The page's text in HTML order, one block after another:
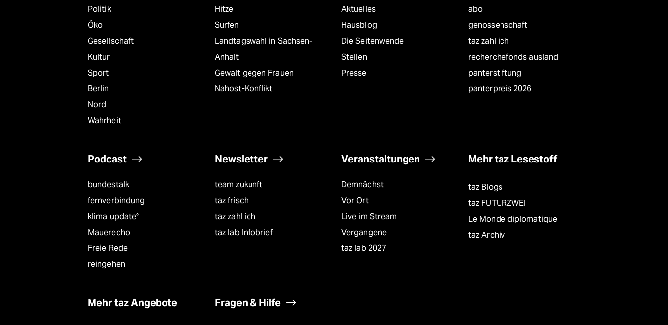
Politik
Öko
Gesellschaft
Kultur
Sport
Berlin
Nord
Wahrheit
Hitze
Surfen
Landtagswahl in Sachsen-
Anhalt
Gewalt gegen Frauen
Nahost-Konflikt
Aktuelles
Hausblog
Die Seitenwende
Stellen
Presse
abo
genossenschaft
taz zahl ich
recherchefonds ausland
panterstiftung
panterpreis 2026
Podcast
bundestalk
fernverbindung
klima update°
Mauerecho
Freie Rede
reingehen
Newsletter
team zukunft
taz frisch
taz zahl ich
taz lab Infobrief
Veranstaltungen
Demnächst
Vor Ort
Live im Stream
Vergangene
taz lab 2027
Mehr taz Lesestoff
taz Blogs
taz FUTURZWEI
Le Monde diplomatique
taz Archiv
Mehr taz Angebote Fragen & Hilfe